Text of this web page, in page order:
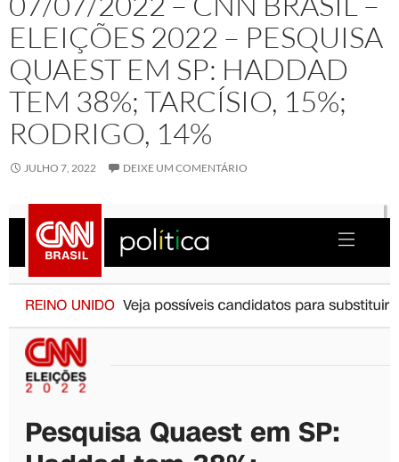
ELEIÇÕES 2022 – PESQUISA
QUAEST EM SP: HADDAD
TEM 38%; TARCÍSIO, 15%;
RODRIGO, 14%
JULHO 7, 2022 DEIXE UM COMENTÁRIO